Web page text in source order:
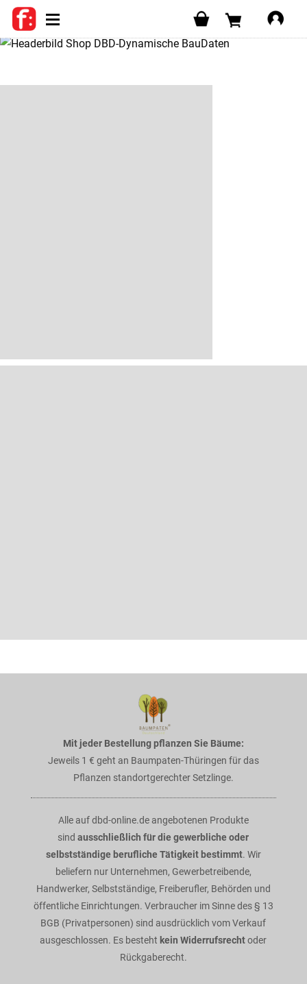
SHOP WARENKORB
Login
Mit jeder Bestellung pflanzen Sie Bäume:
Jeweils 1 € geht an Baumpaten-Thüringen für das
Pflanzen standortgerechter Setzlinge.
Alle auf dbd-online.de angebotenen Produkte
sindausschließlich für die gewerbliche oder
selbstständige berufliche Tätigkeit bestimmt. Wir
beliefern nur Unternehmen, Gewerbetreibende,
Handwerker, Selbstständige, Freiberufler, Behörden und
öffentliche Einrichtungen. Verbraucher im Sinne des § 13
BGB (Privatpersonen) sind ausdrücklich vom Verkauf
ausgeschlossen. Es besteht kein Widerrufsrechtoder
Rückgaberecht.